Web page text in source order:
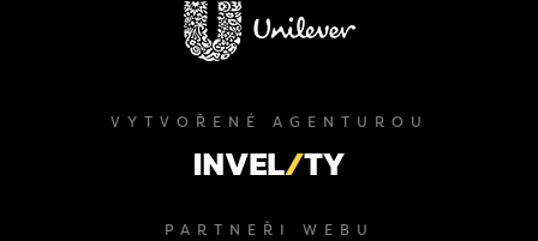
VYTVOŘENÉ AGENTUROU
PARTNEŘI WEBU